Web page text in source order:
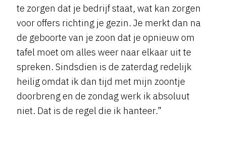
te zorgen dat je bedrijf staat, wat kan zorgen
voor offers richting je gezin. Je merkt dan na
de geboorte van je zoon dat je opnieuw om
tafel moet om alles weer naar elkaar uit te
spreken. Sindsdien is de zaterdag redelijk
heilig omdat ik dan tijd met mijn zoontje
doorbreng en de zondag werk ik absoluut
niet. Dat is de regel die ik hanteer.”